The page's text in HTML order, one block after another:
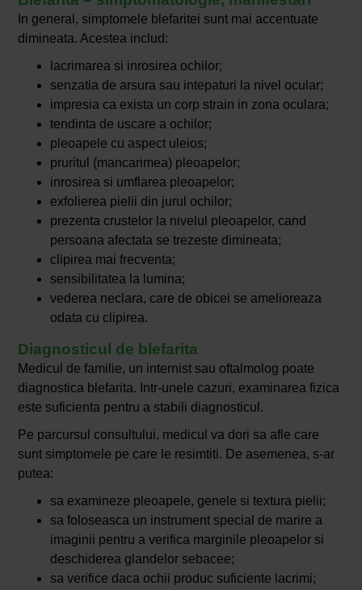
In general, simptomele blefaritei sunt mai accentuate
dimineata. Acestea includ:
lacrimarea si inrosirea ochilor;
senzatia de arsura sau intepaturi la nivel ocular;
impresia ca exista un corp strain in zona oculara;
tendinta de uscare a ochilor;
pleoapele cu aspect uleios;
pruritul (mancarimea) pleoapelor;
inrosirea si umflarea pleoapelor;
exfolierea pielii din jurul ochilor;
prezenta crustelor la nivelul pleoapelor, cand
persoana afectata se trezeste dimineata;
clipirea mai frecventa;
sensibilitatea la lumina;
vederea neclara, care de obicei se amelioreaza
odata cu clipirea.
Diagnosticul de blefarita
Medicul de familie, un internist sau oftalmolog poate
diagnostica blefarita. Intr-unele cazuri, examinarea fizica
este suficienta pentru a stabili diagnosticul.
Pe parcursul consultului, medicul va dori sa afle care
sunt simptomele pe care le resimtiti. De asemenea, s-ar
putea:
sa examineze pleoapele, genele si textura pielii;
sa foloseasca un instrument special de marire a
imaginii pentru a verifica marginile pleoapelor si
deschiderea glandelor sebacee;
sa verifice daca ochii produc suficiente lacrimi;